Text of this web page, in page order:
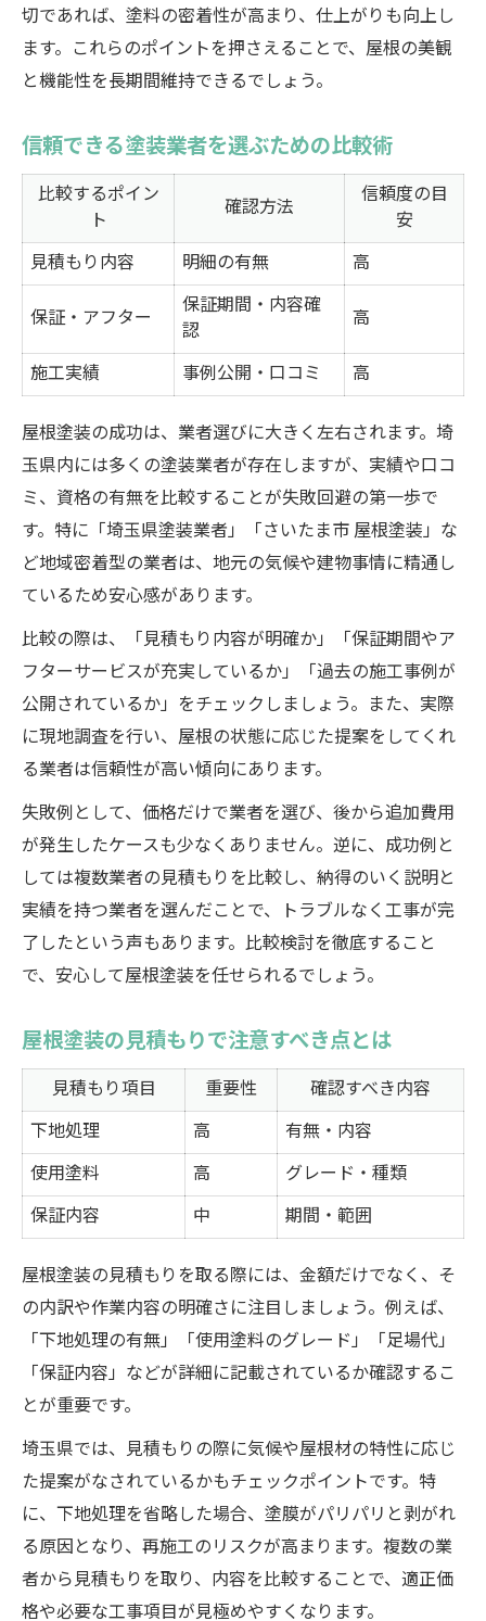
切であれば、塗料の密着性が高まり、仕上がりも向上し
ます。これらのポイントを押さえることで、屋根の美観
と機能性を長期間維持できるでしょう。
信頼できる塗装業者を選ぶための比較術
比較するポイン
ト
確認方法
信頼度の目
安
見積もり内容
明細の有無
高
保証・アフター
保証期間・内容確
認
高
施工実績
事例公開・口コミ 高
屋根塗装の成功は、業者選びに大きく左右されます。埼
玉県内には多くの塗装業者が存在しますが、実績や口コ
ミ、資格の有無を比較することが失敗回避の第一歩で
す。特に「埼玉県塗装業者」「さいたま市 屋根塗装」な
ど地域密着型の業者は、地元の気候や建物事情に精通し
ているため安心感があります。
比較の際は、「見積もり内容が明確か」「保証期間やア
フターサービスが充実しているか」「過去の施工事例が
公開されているか」をチェックしましょう。また、実際
に現地調査を行い、屋根の状態に応じた提案をしてくれ
る業者は信頼性が高い傾向にあります。
失敗例として、価格だけで業者を選び、後から追加費用
が発生したケースも少なくありません。逆に、成功例と
しては複数業者の見積もりを比較し、納得のいく説明と
実績を持つ業者を選んだことで、トラブルなく工事が完
了したという声もあります。比較検討を徹底すること
で、安心して屋根塗装を任せられるでしょう。
屋根塗装の見積もりで注意すべき点とは
見積もり項目 重要性
確認すべき内容
下地処理
高
有無・内容
使用塗料
高
グレード・種類
保証内容
中 期間・範囲
屋根塗装の見積もりを取る際には、金額だけでなく、そ
の内訳や作業内容の明確さに注目しましょう。例えば、
「下地処理の有無」「使用塗料のグレード」「足場代」
「保証内容」などが詳細に記載されているか確認するこ
とが重要です。
埼玉県では、見積もりの際に気候や屋根材の特性に応じ
た提案がなされているかもチェックポイントです。特
に、下地処理を省略した場合、塗膜がパリパリと剥がれ
る原因となり、再施工のリスクが高まります。複数の業
者から見積もりを取り、内容を比較することで、適正価
格や必要な工事項目が見極めやすくなります。